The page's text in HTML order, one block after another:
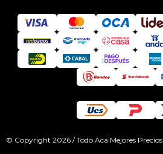
© Copyright 2026 / Todo Acá Mejores Precios